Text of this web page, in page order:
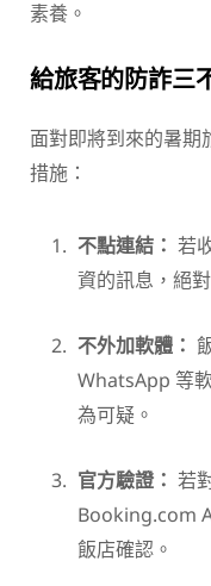
素養。
給旅客的防詐三
面對即將到來的暑期
措施：
不點連結： 若
資的訊息，絕
不外加軟體：
WhatsApp 等
為可疑。
官方驗證： 若
Booking.com
飯店確認。